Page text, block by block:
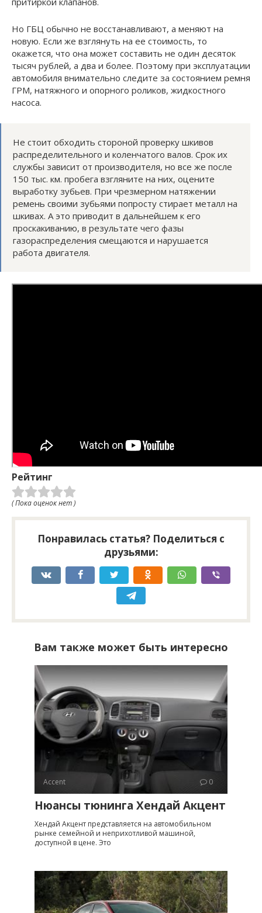
Но ГБЦ обычно не восстанавливают, а меняют на
новую. Если же взглянуть на ее стоимость, то
окажется, что она может составить не один десяток
тысяч рублей, а два и более. Поэтому при эксплуатации
автомобиля внимательно следите за состоянием ремня
ГРМ, натяжного и опорного роликов, жидкостного
насоса.
Не стоит обходить стороной проверку шкивов
распределительного и коленчатого валов. Срок их
службы зависит от производителя, но все же после
150 тыс. км. пробега взгляните на них, оцените
выработку зубьев. При чрезмерном натяжении
ремень своими зубьями попросту стирает металл на
шкивах. А это приводит в дальнейшем к его
проскакиванию, в результате чего фазы
газораспределения смещаются и нарушается
работа двигателя.
Рейтинг
( Пока оценок нет )
Понравилась статья? Поделиться с
друзьями:
Вам также может быть интересно
Accent 0
Нюансы тюнинга Хендай Акцент
Хендай Акцент представляется на автомобильном
рынке семейной и неприхотливой машиной,
доступной в цене. Это